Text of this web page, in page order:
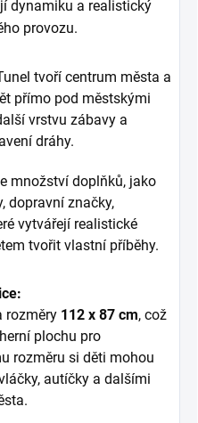
dynamiku a realistický
provozu.
tvoří centrum města a
přímo pod městskými
vrstvu zábavy a
dráhy.
množství doplňků, jako
dopravní značky,
vytvářejí realistické
tvořit vlastní příběhy.
rozměry 112 x 87 cm, což
plochu pro
rozměru si děti mohou
autíčky a dalšími